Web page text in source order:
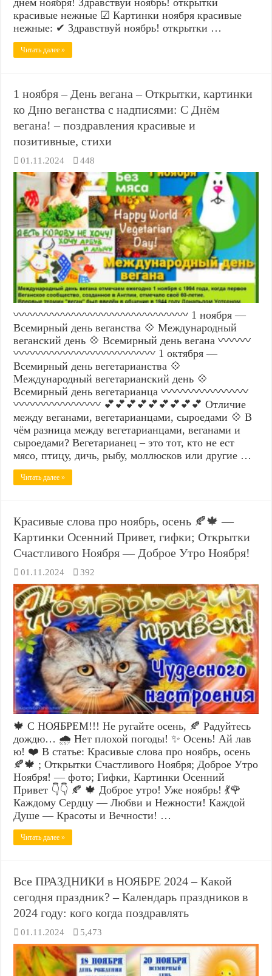
красивые нежные ☑ Картинки ноября красивые
нежные: ✔ Здравствуй ноябрь! открытки …
Читать далее »
1 ноября – День вегана – Открытки, картинки
ко Дню веганства с надписями: С Днём
вегана! – поздравления красивые и
позитивные, стихи
01.11.2024 448
〰️〰️〰️〰️〰️〰️〰️〰️〰️〰️〰️〰️〰️〰️〰️〰️ 1 ноября —
Всемирный день веганства 💠 Международный
веганский день 💠 Всемирный день вегана 〰️〰️〰️
〰️〰️〰️〰️〰️〰️〰️〰️〰️〰️〰️〰️〰️ 1 октября —
Всемирный день вегетарианства 💠
Международный вегетарианский день 💠
Всемирный день вегетарианца 〰️〰️〰️〰️〰️〰️〰️〰️
〰️〰️〰️〰️〰️〰️〰️〰️ 💕💕💕💕💕💕💕💕💕 Отличие
между веганами, вегетарианцами, сыроедами 💠 В
чём разница между вегетарианцами, веганами и
сыроедами? Вегетарианец – это тот, кто не ест
мясо, птицу, дичь, рыбу, моллюсков или другие …
Читать далее »
Красивые слова про ноябрь, осень 🍂🍁 —
Картинки Осенний Привет, гифки; Открытки
Счастливого Ноября — Доброе Утро Ноября!
01.11.2024 392
🍁 С НОЯБРЕМ!!! Не ругайте осень, 🍂 Радуйтесь
дождю… 🌧️ Нет плохой погоды! ✨ Осень! Ай лав
ю! ❤️ В статье: Красивые слова про ноябрь, осень
🍂🍁 ; Открытки Счастливого Ноября; Доброе Утро
Ноября! — фото; Гифки, Картинки Осенний
Привет 👇👇 🍂 🍁 Доброе утро! Уже ноябрь! 💃🌹
Каждому Сердцу — Любви и Нежности! Каждой
Душе — Красоты и Вечности! …
Читать далее »
Все ПРАЗДНИКИ в НОЯБРЕ 2024 – Какой
сегодня праздник? – Календарь праздников в
2024 году: кого когда поздравлять
01.11.2024 5,473